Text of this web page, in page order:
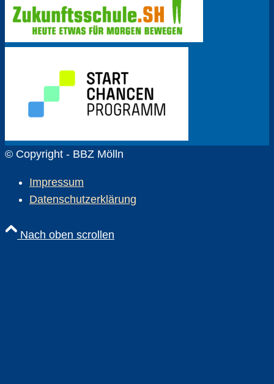
© Copyright - BBZ Mölln
Impressum
Datenschutzerklärung
Nach oben scrollen